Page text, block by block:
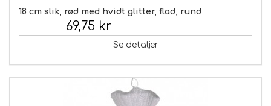
18 cm slik, rød med hvidt glitter, flad, rund
69,75 kr
Se detaljer